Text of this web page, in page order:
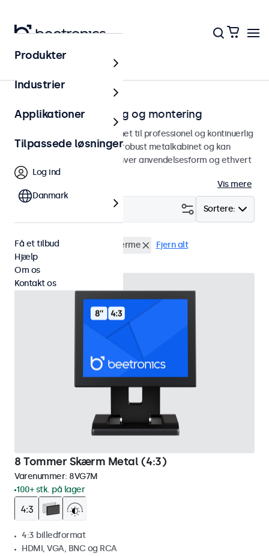
Hjem
Skærme til indbygning og montering
Indbyggede skærme designet til professionel og kontinuerlig
brug. Vores skærme har et robust metalkabinet og kan
integreres problemfrit i enhver anvendelsesform og ethvert
miljø.
Vis mere
Sortere:
Indbygget 8 tommer skaerme Fjern alt
8 Tommer Skærm Metal (4:3)
Varenummer: 8VG7M
100+ stk. på lager
4:3 billedformat
HDMI, VGA, BNC og RCA
Produkter
Industrier
Applikationer
Tilpassede løsninger
Log ind
Danmark
Få et tilbud
Hjælp
Om os
Kontakt os